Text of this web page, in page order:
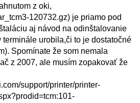
z oki,
120732.gz) je priamo pod
aj návod na odinštalovanie
terminále urobila,či to je dostatočné
Spomínate že som nemala
z 2007, ale musím zopakovať že
support/printer/printer-